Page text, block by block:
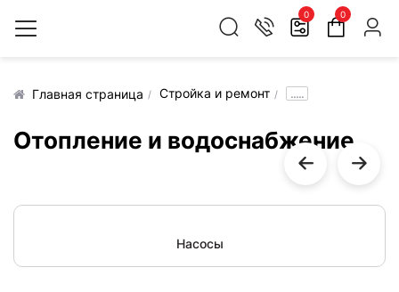
0 0
Главная страница Стройка и ремонт .....
Отопление и водоснабжение
Насосы